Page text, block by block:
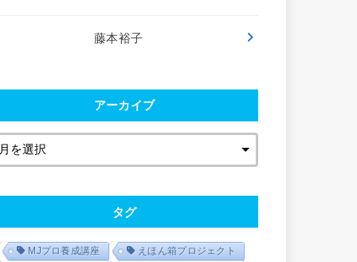
藤本裕子
アーカイブ
タグ
MJプロ養成講座 えほん箱プロジェクト